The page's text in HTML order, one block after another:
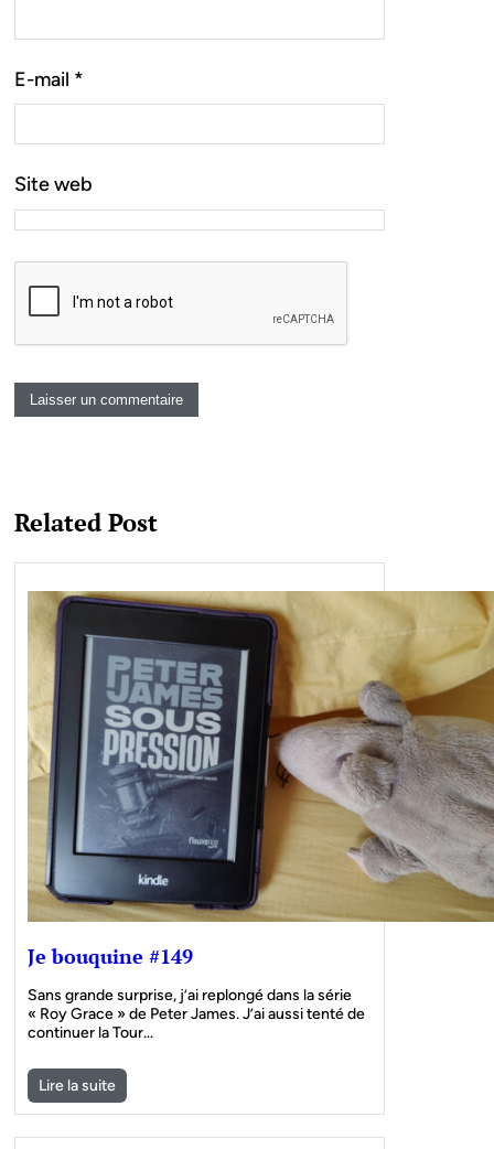
E-mail *
Site web
Related Post
Je bouquine #149
Sans grande surprise, j’ai replongé dans la série
« Roy Grace » de Peter James. J’ai aussi tenté de
continuer la Tour…
Lire la suite